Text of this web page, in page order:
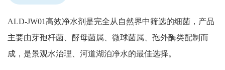
ALD-JW01高效净水剂是完全从自然界中筛选的细菌，产品
主要由芽孢杆菌、酵母菌属、微球菌属、孢外酶类配制而
成，是景观水治理、河道湖泊净水的最佳选择。